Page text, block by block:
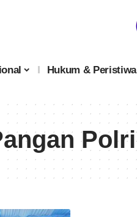
Hukum & Peristiwa
Polri